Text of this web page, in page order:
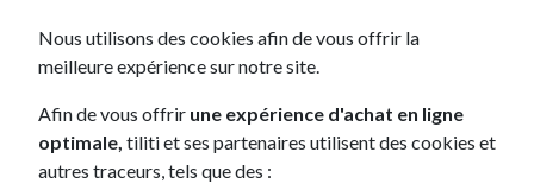
Nous utilisons des cookies afin de vous offrir la
meilleure expérience sur notre site.
Afin de vous offrir une expérience d'achat en ligne
optimale, tiliti et ses partenaires utilisent des cookies et
autres traceurs, tels que des :
besoins.
1 2